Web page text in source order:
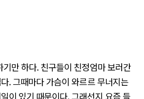
만 하다. 친구들이 친정엄마 보러간
. 그때마다 가슴이 와르르 무너지는
이 있기 때문이다. 그래선지 요즘 들